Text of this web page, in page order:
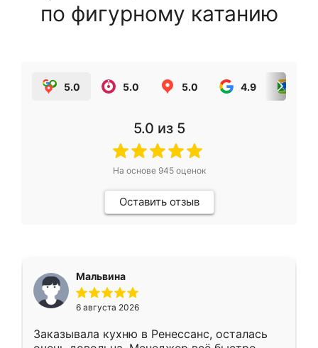
по фигурному катанию
5.0 5.0 5.0 4.9
5.0 из 5
На основе 945оценок
Оставить отзыв
Мальвина
6 августа 2026
Заказывала кухню в Ренессанс, осталась